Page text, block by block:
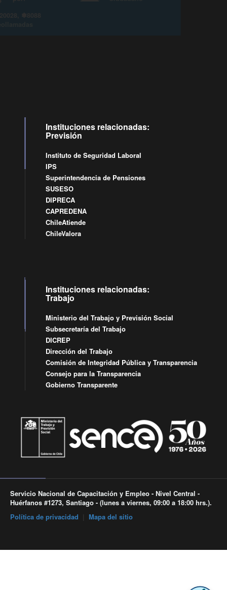
Instituciones relacionadas:
Previsión
Instituto de Seguridad Laboral
IPS
Superintendencia de Pensiones
SUSESO
DIPRECA
CAPREDENA
ChileAtiende
ChileValora
Instituciones relacionadas:
Trabajo
Ministerio del Trabajo y Previsión Social
Subsecretaría del Trabajo
DICREP
Dirección del Trabajo
Comisión de Integridad Pública y Transparencia
Consejo para la Transparencia
Gobierno Transparente
Servicio Nacional de Capacitación y Empleo - Nivel Central -
Huérfanos #1273, Santiago - (lunes a viernes, 09:00 a 18:00 hrs.).
Política de privacidad
Mapa del sitio